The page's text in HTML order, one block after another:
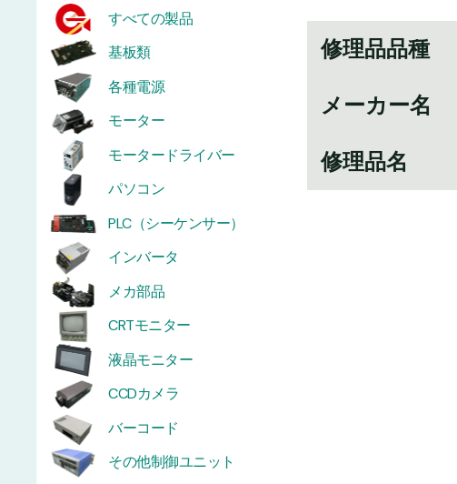
すべての製品
基板類
各種電源
モーター
モータードライバー
パソコン
PLC（シーケンサー）
インバータ
メカ部品
CRTモニター
液晶モニター
CCDカメラ
バーコード
その他制御ユニット
修理品品種
メーカー名
修理品名